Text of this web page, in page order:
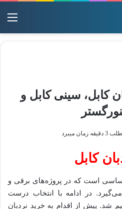
کابل، سینی کابل و
میبرد
کابل
اساسی است که در پروژه‌های برقی و
در ادامه با انتخاب درست
شد. پیش از اقدام به خرید نردبان